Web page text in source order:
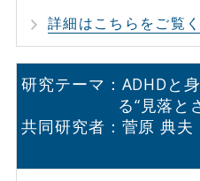
詳細はこちらをご覧く
研究テーマ：ADHDと
る“見落と
共同研究者：菅原 典夫